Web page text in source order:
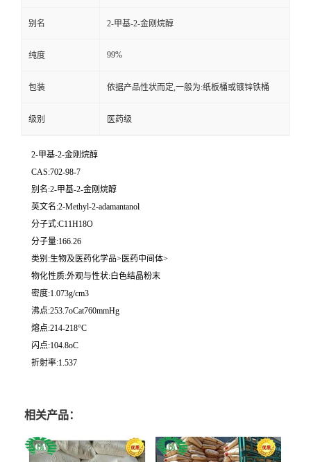
别名 2-甲基-2-金刚烷醇
纯度 99%
包装 依据产品性状而定,一般为:纸板桶或镀锌铁桶
级别 医药级
2-甲基-2-金刚烷醇
CAS:702-98-7
别名:2-甲基-2-金刚烷醇
英文名:2-Methyl-2-adamantanol
分子式:C11H18O
分子量:166.26
类别:生物及医药化学品>医药中间体>
物化性质:外观与性状:白色结晶粉末
密度:1.073g/cm3
沸点:253.7oCat760mmHg
熔点:214-218°C
闪点:104.8oC
折射率:1.537
相关产品：